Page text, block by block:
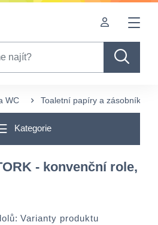
WC Toaletní papíry a zásobníky
Kategorie
- konvenční role,
Varianty produktu